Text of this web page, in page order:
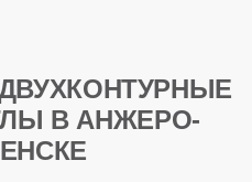
В АНЖЕРО-